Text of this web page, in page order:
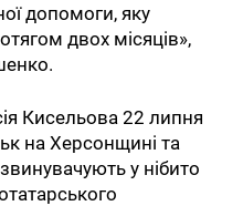
допомоги, яку
двох місяців»,
Кисельова 22 липня
на Херсонщині та
у нібито